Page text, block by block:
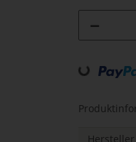
Loading...